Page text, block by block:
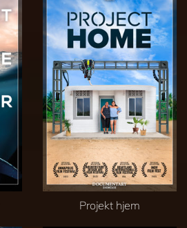
Projekt hjem